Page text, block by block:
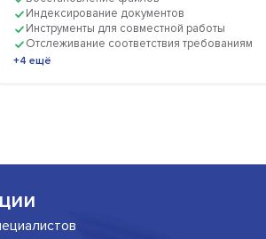
Индексирование документов
Инструменты для совместной работы
Отслеживание соответствия требованиям
+4 ещё